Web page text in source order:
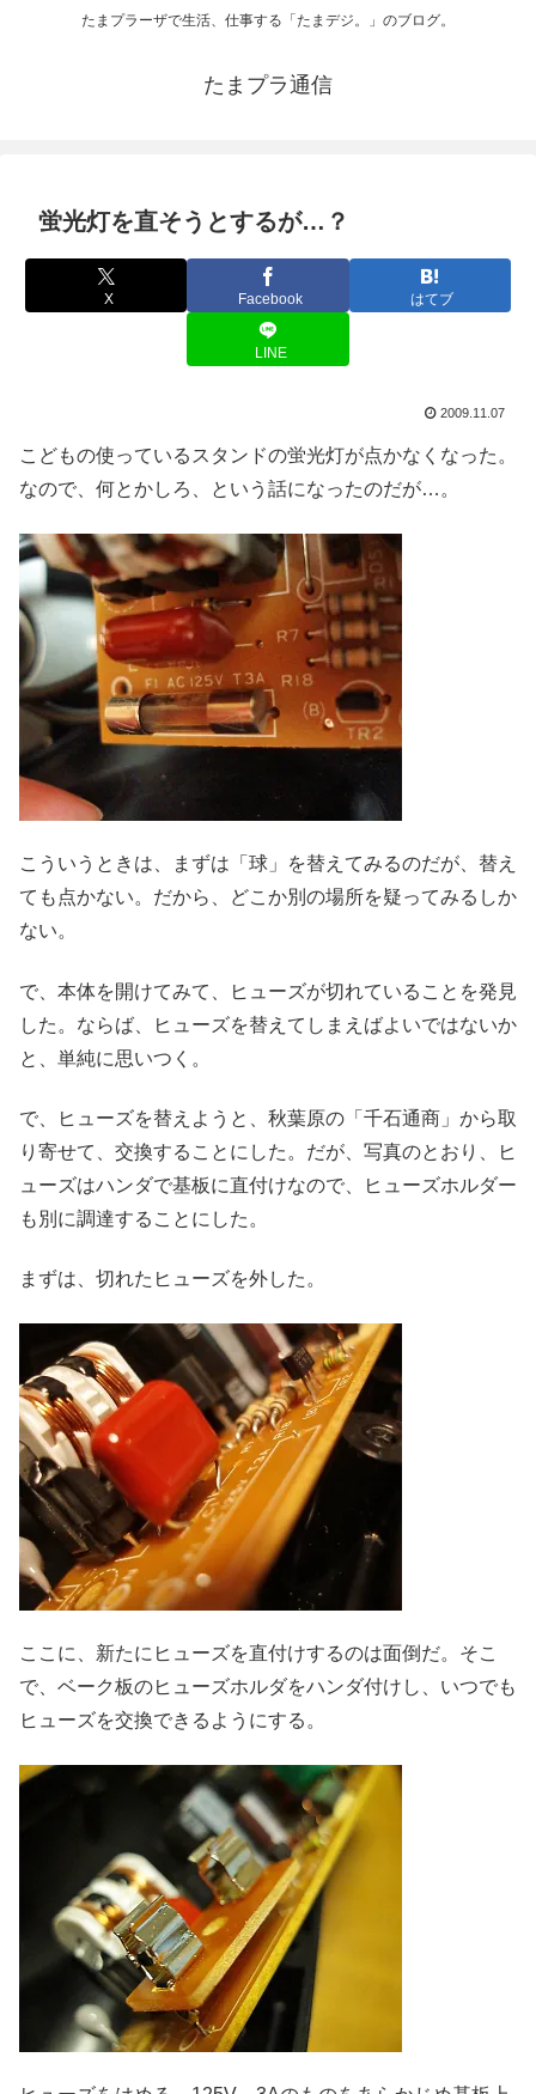
たまプラーザで生活、仕事する「たまデジ。」のブログ。
たまプラ通信
蛍光灯を直そうとするが…？
X Facebook はてブ
LINE
2009.11.07
こどもの使っているスタンドの蛍光灯が点かなくなった。
なので、何とかしろ、という話になったのだが…。
こういうときは、まずは「球」を替えてみるのだが、替え
ても点かない。だから、どこか別の場所を疑ってみるしか
ない。
で、本体を開けてみて、ヒューズが切れていることを発見
した。ならば、ヒューズを替えてしまえばよいではないか
と、単純に思いつく。
で、ヒューズを替えようと、秋葉原の「千石通商」から取
り寄せて、交換することにした。だが、写真のとおり、ヒ
ューズはハンダで基板に直付けなので、ヒューズホルダー
も別に調達することにした。
まずは、切れたヒューズを外した。
ここに、新たにヒューズを直付けするのは面倒だ。そこ
で、ベーク板のヒューズホルダをハンダ付けし、いつでも
ヒューズを交換できるようにする。